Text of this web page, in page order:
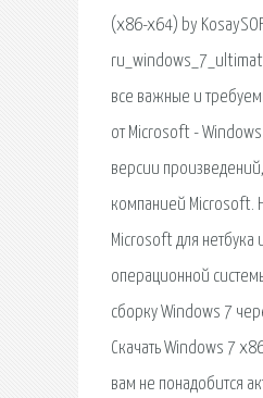
(x86-x64) by
все важные и
от Microsoft - Windows
версии
компанией Microsoft.
Microsoft для нетбука
операционной
сборку Windows 7
Скачать Windows 7
вам не понадобится